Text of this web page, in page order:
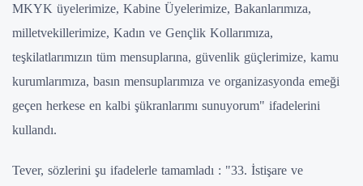
MKYK üyelerimize, Kabine Üyelerimize, Bakanlarımıza,
milletvekillerimize, Kadın ve Gençlik Kollarımıza,
teşkilatlarımızın tüm mensuplarına, güvenlik güçlerimize, kamu
kurumlarımıza, basın mensuplarımıza ve organizasyonda emeği
geçen herkese en kalbi şükranlarımı sunuyorum" ifadelerini
kullandı.
Tever, sözlerini şu ifadelerle tamamladı : "33. İstişare ve